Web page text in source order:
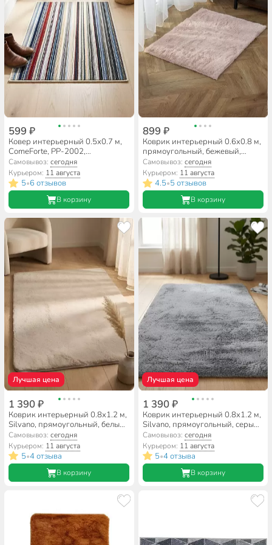
599 ₽
Ковер интерьерный 0.5х0.7 м,
ComeForte, PP-2002,
прямоугольный, мультиколор
Самовывоз:сегодня
Курьером: 11 августа
5•6 отзывов
В корзину
899 ₽
Коврик интерьерный 0.6х0.8 м,
прямоугольный, бежевый,
искусственный мех, A090284
Самовывоз: сегодня
Курьером: 11 августа
4.5•5 отзывов
В корзину
Лучшая цена
1 390 ₽
Коврик интерьерный 0.8х1.2 м,
Silvano, прямоугольный, белый,
искусственный мех, Y4-11724
Самовывоз:сегодня
Курьером: 11 августа
5•4 отзыва
В корзину
Лучшая цена
1 390 ₽
Коврик интерьерный 0.8х1.2 м,
Silvano, прямоугольный, серый,
искусственный мех, Y4-11721
Самовывоз: сегодня
Курьером: 11 августа
5•4 отзыва
В корзину